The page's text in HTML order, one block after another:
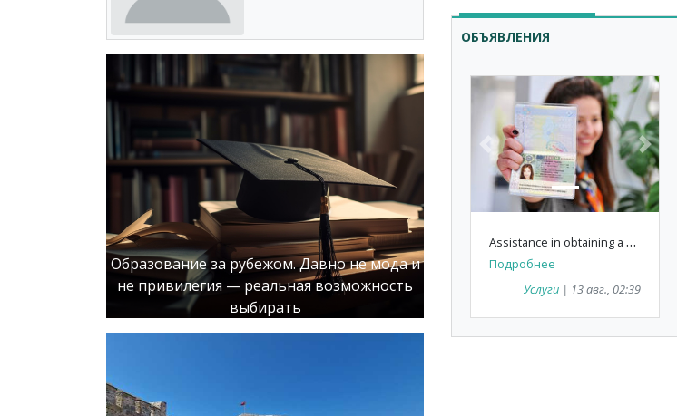
Образование за рубежом. Давно не мода и
не привилегия — реальная возможность
выбирать
ОБЪЯВЛЕНИЯ
Previous Next
A
ssistance in obtaining a Polish work visa 🇵🇱 For citizens of: Turkey 🇹🇷Uzbekistan🇺🇿 , India 🇮🇳, Pakistan 🇵🇰
Подробнее
Услуги | 13 авг., 02:39